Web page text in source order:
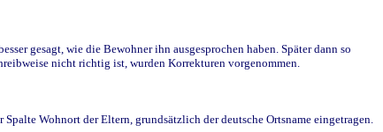
gesagt, wie die Bewohner ihn ausgesprochen haben. Später dann so
nicht richtig ist, wurden Korrekturen vorgenommen.
Wohnort der Eltern, grundsätzlich der deutsche Ortsname eingetragen.